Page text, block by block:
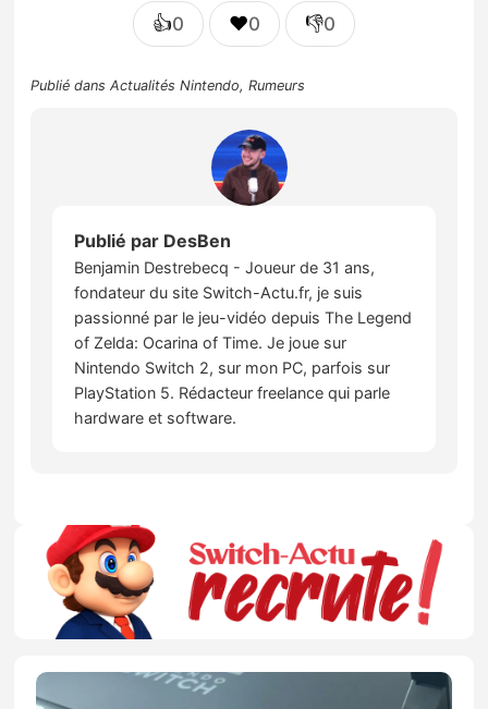
👍0 ❤️0 👎0
Publié dansActualités Nintendo,Rumeurs
Publié par DesBen
Benjamin Destrebecq - Joueur de 31 ans,
fondateur du site Switch-Actu.fr, je suis
passionné par le jeu-vidéo depuis The Legend
of Zelda: Ocarina of Time. Je joue sur
Nintendo Switch 2, sur mon PC, parfois sur
PlayStation 5. Rédacteur freelance qui parle
hardware et software.